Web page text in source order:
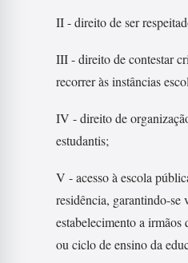
II - direito de ser
III - direito de contestar
recorrer às instâncias
IV - direito de
estudantis;
V - acesso à escola
residência, garantindo-se
estabelecimento a irmãos
ou ciclo de ensino da